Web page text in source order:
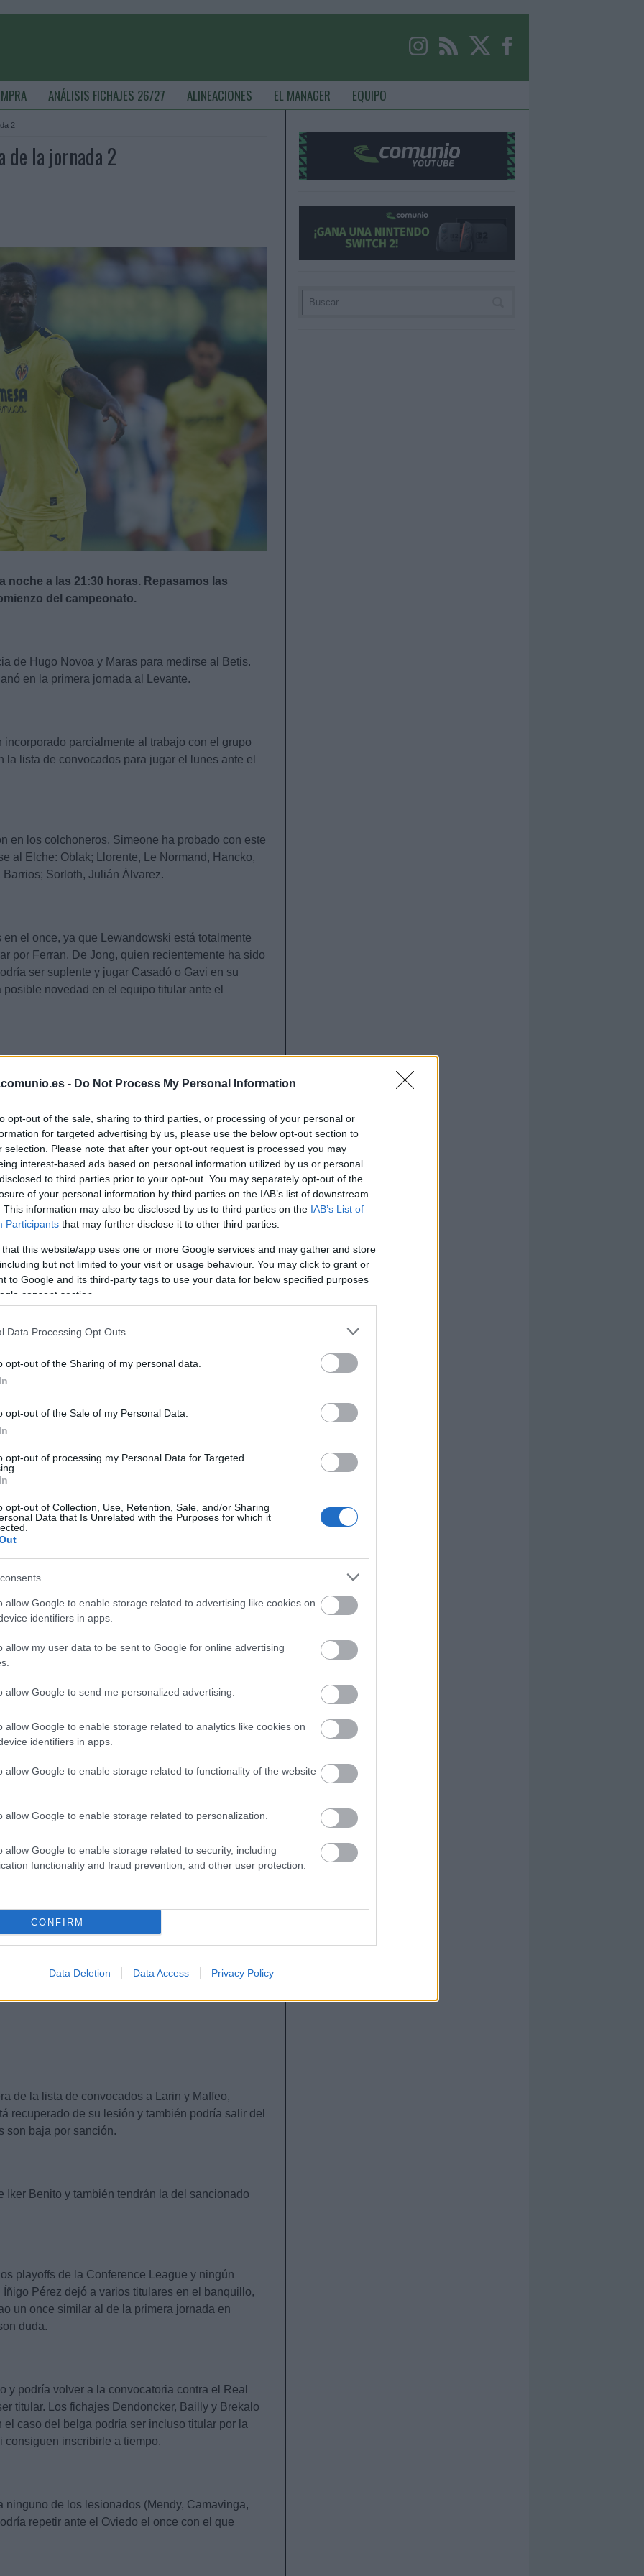
- Do Not Process My Personal Information
opt-out of the sale, sharing to third parties, or processing of your personal or
for targeted advertising by us, please use the below opt-out section to
selection. Please note that after your opt-out request is processed you may
interest-based ads based on personal information utilized by us or personal
to third parties prior to your opt-out. You may separately opt-out of the
of your personal information by third parties on the IAB’s list of downstream
This information may also be disclosed by us to third parties on the IAB’s List of
Participants that may further disclose it to other third parties.
that this website/app uses one or more Google services and may gather and store
but not limited to your visit or usage behaviour. You may click to grant or
to Google and its third-party tags to use your data for below specified purposes
consent section.
Data Processing Opt Outs
opt-out of the Sharing of my personal data.
opt-out of the Sale of my Personal Data.
opt-out of processing my Personal Data for Targeted
opt-out of Collection, Use, Retention, Sale, and/or Sharing
Data that Is Unrelated with the Purposes for which it
allow Google to enable storage related to advertising like cookies on
identifiers in apps.
allow my user data to be sent to Google for online advertising
allow Google to send me personalized advertising.
allow Google to enable storage related to analytics like cookies on
identifiers in apps.
allow Google to enable storage related to functionality of the website
allow Google to enable storage related to personalization.
allow Google to enable storage related to security, including
functionality and fraud prevention, and other user protection.
CONFIRM
Data Deletion Data Access Privacy Policy
ANÁLISIS FICHAJES 26/27 ALINEACIONES EL MANAGER EQUIPO
2
de la jornada 2
noche a las 21:30 horas. Repasamos las
del campeonato.
de Hugo Novoa y Maras para medirse al Betis.
en la primera jornada al Levante.
parcialmente al trabajo con el grupo
la lista de convocados para jugar el lunes ante el
en los colchoneros. Simeone ha probado con este
al Elche: Oblak; Llorente, Le Normand, Hancko,
Sorloth, Julián Álvarez.
el once, ya que Lewandowski está totalmente
por Ferran. De Jong, quien recientemente ha sido
ser suplente y jugar Casadó o Gavi en su
novedad en el equipo titular ante el
jugar ante el Alavés. Junior Firpo puede ser la
el lateral izquierdo.
bajas. Giraldez hará varios cambios en el once tras
Getafe.
regresa al Espanyol. ¿Recomendables?
sigue fichando y su última incorporación es el
el regreso de Luca Koleosho. ¿Buenos fichajes en
si bien Eder Sarabia aseguró en rueda de prensa
sí confirmó que André Silva podría jugar
pistas sobre un equipo que, probablemente,
que inició el campeonato ante el Betis.
a los pericos tras una cesión en el Huesca, es la
Pere Milla y Miguel Rubio podrían ser
el Atlético.
pero sigue sin poder contar con los no inscritos,
aligerado masa salarial. Se desconoce también
Mayora parece recuperado. Si no sale ningún
Bordalás repita el once que jugó en Vigo.
marcada por la salida de Krejci rumbo al
Álex Moreno. Stuani ha vuelto a entrenar con el
de su padre y estará listo para jugar en
y entrar en él futbolistas cómo Vitor Reis,
para el partido, pero no a Arriaga, Matturro y
y puede tener minutos.
su algoritmo?
se preguntan qué ha pasado con las notas
en este inicio de temporada, ya que no son
¿Algún bug? Lo analizamos en este artículo
de la lista de convocados a Larin y Maffeo,
recuperado de su lesión y también podría salir del
son baja por sanción.
Iker Benito y también tendrán la del sancionado
playoffs de la Conference League y ningún
Pérez dejó a varios titulares en el banquillo,
un once similar al de la primera jornada en
duda.
y podría volver a la convocatoria contra el Real
titular. Los fichajes Dendoncker, Bailly y Brekalo
caso del belga podría ser incluso titular por la
consiguen inscribirle a tiempo.
ninguno de los lesionados (Mendy, Camavinga,
repetir ante el Oviedo el once con el que